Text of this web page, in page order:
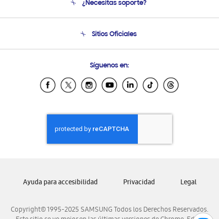
Soporte
Condiciones de Compra
¿Necesitas soporte?
Soporte vía eMail
Sitios Oficiales
Samsung Ecuador
Samsung El Salvador
Samsung Honduras
Samsung Nicaragua
Samsung Panamá
Samsung Venezuela
Síguenos en:
Copyright© 1995-2025 SAMSUNG Todos los Derechos Reservados.
Ayuda para accesibilidad Privacidad Legal